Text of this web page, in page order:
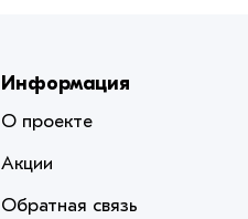
Информация
О проекте
Акции
Обратная связь